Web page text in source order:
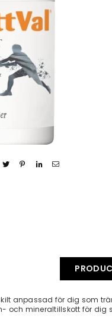
anpassad för dig som
och mineraltillskott för dig